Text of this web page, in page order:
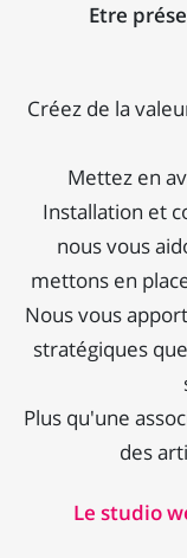
Etre
Créez de la
Mettez en
Installation et
nous vous
mettons en
Nous vous
stratégiques
Plus qu'une
des
Le studio